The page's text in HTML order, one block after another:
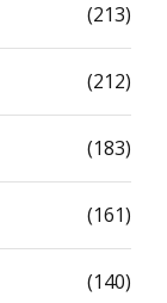
(213)
(212)
(183)
(161)
(140)